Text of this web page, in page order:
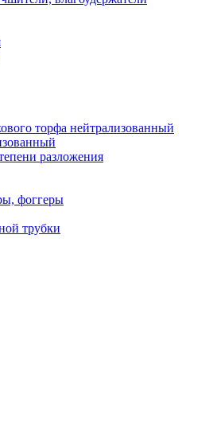
торфа нейтрализованный
разложения
фоггеры
трубки